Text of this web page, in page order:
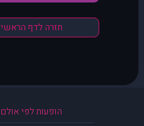
חזרה לדף הראשי
הופעות לפי אולם